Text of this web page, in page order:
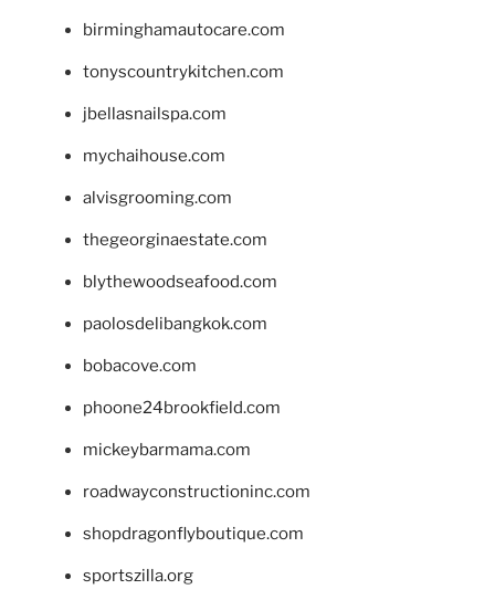
birminghamautocare.com
tonyscountrykitchen.com
jbellasnailspa.com
mychaihouse.com
alvisgrooming.com
thegeorginaestate.com
blythewoodseafood.com
paolosdelibangkok.com
bobacove.com
phoone24brookfield.com
mickeybarmama.com
roadwayconstructioninc.com
shopdragonflyboutique.com
sportszilla.org